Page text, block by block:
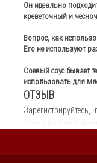
Он идеально
креветочный и
Вопрос, как
Его не используют
Соевый соус бывает
использовать для
ОТЗЫВ
Зарегистрируйтесь,